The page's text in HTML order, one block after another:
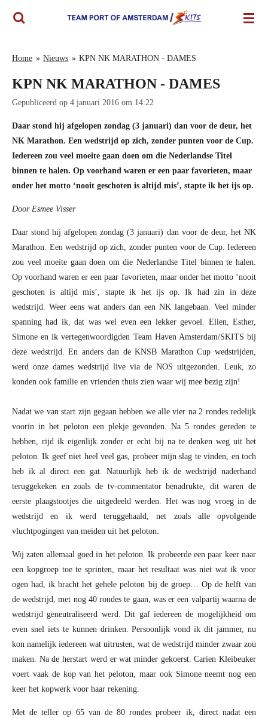
Ga
deHome » Nieuws » KPN NK MARATHON - DAMES
KPN NK MARATHON - DAMES
Gepubliceerd op 4 januari 2016 om 14:22
Daar stond hij afgelopen zondag (3 januari) dan voor de deur, het
NK Marathon. Een wedstrijd op zich, zonder punten voor de Cup.
Iedereen zou veel moeite gaan doen om die Nederlandse Titel
binnen te halen. Op voorhand waren er een paar favorieten, maar
onder het motto ‘nooit geschoten is altijd mis’, stapte ik het ijs op.
Door Esmee Visser
Daar stond hij afgelopen zondag (3 januari) dan voor de deur, het NK
Marathon. Een wedstrijd op zich, zonder punten voor de Cup. Iedereen
zou veel moeite gaan doen om die Nederlandse Titel binnen te halen.
Op voorhand waren er een paar favorieten, maar onder het motto ‘nooit
geschoten is altijd mis’, stapte ik het ijs op. Ik had zin in deze
wedstrijd. Weer eens wat anders dan een NK langebaan. Veel minder
spanning had ik, dat was wel even een lekker gevoel. Ellen, Esther,
Simone en ik vertegenwoordigden Team Haven Amsterdam/SKITS bij
deze wedstrijd. En anders dan de KNSB Marathon Cup wedstrijden,
werd onze dames wedstrijd live via de NOS uitgezonden. Leuk, zo
konden ook familie en vrienden thuis zien waar wij mee bezig zijn!
Nadat we van start zijn gegaan hebben we alle vier na 2 rondes redelijk
voorin in het peloton een plekje gevonden. Na 5 rondes gereden te
hebben, rijd ik eigenlijk zonder er echt bij na te denken weg uit het
peloton. Ik geef niet heel veel gas, probeer mijn slag te vinden, en toch
heb ik al direct een gat. Natuurlijk heb ik de wedstrijd naderhand
teruggekeken en zoals de tv-commentator benadrukte, dit waren de
eerste plaagstootjes die uitgedeeld werden. Het was nog vroeg in de
wedstrijd en ik werd teruggehaald, net zoals alle opvolgende
vluchtpogingen van meiden uit het peloton.
Wij zaten allemaal goed in het peloton. Ik probeerde een paar keer naar
een kopgroep toe te sprinten, maar het resultaat was niet wat ik voor
ogen had, ik bracht het gehele peloton bij de groep… Op de helft van
de wedstrijd, met nog 40 rondes te gaan, was er een valpartij waarna de
wedstrijd geneutraliseerd werd. Dit gaf iedereen de mogelijkheid om
even snel iets te kunnen drinken. Persoonlijk vond ik dit jammer, nu
kon namelijk iedereen wat uitrusten, wat de wedstrijd minder zwaar zou
maken. Na de herstart werd er wat minder gekoerst. Carien Kleibeuker
voert vaak de kop van het peloton, maar ook Simone neemt nog een
keer het kopwerk voor haar rekening.
Met de teller op 65 van de 80 rondes probeer ik, direct nadat een